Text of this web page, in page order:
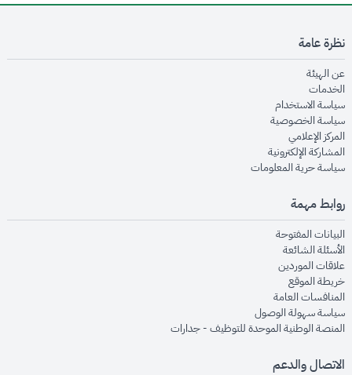
نظرة عامة
عن الهيئةopens in new window
الخدماتopens in new window
سياسة الاستخدام
سياسة الخصوصيةopens in new window
المركز الإعلاميopens in new window
المشاركة الإلكترونيةopens in new window
سياسة حرية المعلوماتopens in new window
روابط مهمة
البيانات المفتوحةopens in new window
الأسئلة الشائعةopens in new window
علاقات الموردينopens in new window
خريطة الموقعopens in new window
المنافسات العامةopens in new window
سياسة سهولة الوصولopens in new window
المنصة الوطنية الموحدة للتوظيف - جداراتopens in new window
الاتصال والدعم